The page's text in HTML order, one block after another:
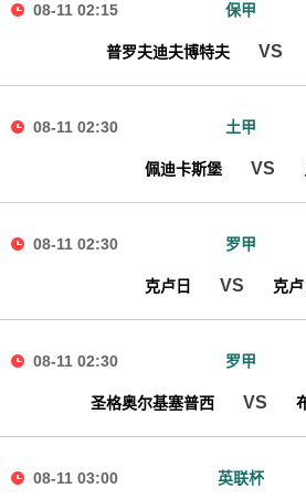
08-11 02:15 保甲
普罗夫迪夫博特夫 VS
08-11 02:30 土甲
佩迪卡斯堡 VS
08-11 02:30 罗甲
克卢日 VS 克
08-11 02:30 罗甲
圣格奥尔基塞普西 VS
08-11 03:00 英联杯